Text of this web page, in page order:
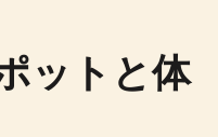
ットと体